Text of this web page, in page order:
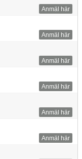
Anmäl här
Anmäl här
Anmäl här
Anmäl här
Anmäl här
Anmäl här